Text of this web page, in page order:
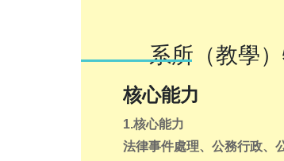
系所（教學
核心能力
1.核心能力
法律事件處理、公務行政、